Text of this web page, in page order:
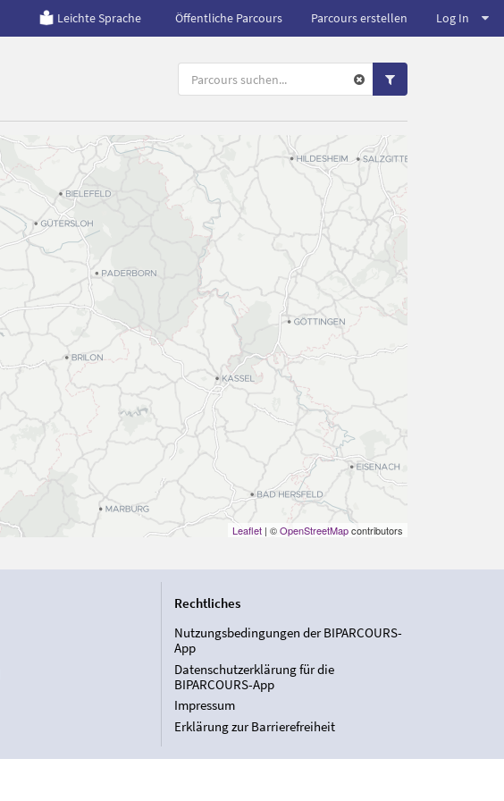
Leichte Sprache Öffentliche Parcours Parcours erstellen Log In
Leaflet| ©OpenStreetMapcontributors
Rechtliches
Nutzungsbedingungen der BIPARCOURS-
App
Datenschutzerklärung für die
BIPARCOURS-App
Impressum
Erklärung zur Barrierefreiheit